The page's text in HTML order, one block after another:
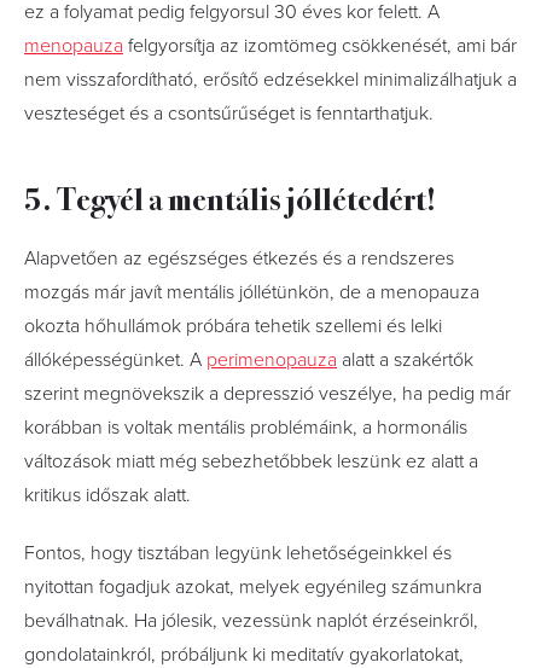
ez a folyamat pedig felgyorsul 30 éves kor felett. A
menopauza felgyorsítja az izomtömeg csökkenését, ami bár
nem visszafordítható, erősítő edzésekkel minimalizálhatjuk a
veszteséget és a csontsűrűséget is fenntarthatjuk.
5. Tegyél a mentális jóllétedért!
Alapvetően az egészséges étkezés és a rendszeres
mozgás már javít mentális jóllétünkön, de a menopauza
okozta hőhullámok próbára tehetik szellemi és lelki
állóképességünket. A perimenopauza alatt a szakértők
szerint megnövekszik a depresszió veszélye, ha pedig már
korábban is voltak mentális problémáink, a hormonális
változások miatt még sebezhetőbbek leszünk ez alatt a
kritikus időszak alatt.
Fontos, hogy tisztában legyünk lehetőségeinkkel és
nyitottan fogadjuk azokat, melyek egyénileg számunkra
beválhatnak. Ha jólesik, vezessünk naplót érzéseinkről,
gondolatainkról, próbáljunk ki meditatív gyakorlatokat,